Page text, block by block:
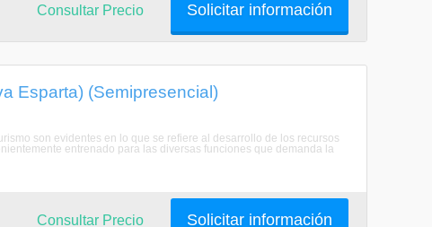
Solicitar información
Consultar Precio
Esparta) (Semipresencial)
son evidentes en lo que se refiere al desarrollo de los recursos
entrenado para las diversas funciones que demanda la
Solicitar información
Consultar Precio